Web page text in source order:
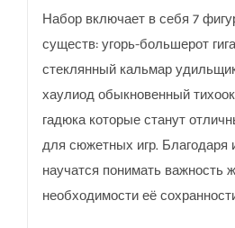
Набор включает в себя 7
существ: угорь-большерот
стеклянный кальмар
хаулиод обыкновенный
гадюка которые станут
для сюжетных игр.
научатся понимать важность
необходимости её